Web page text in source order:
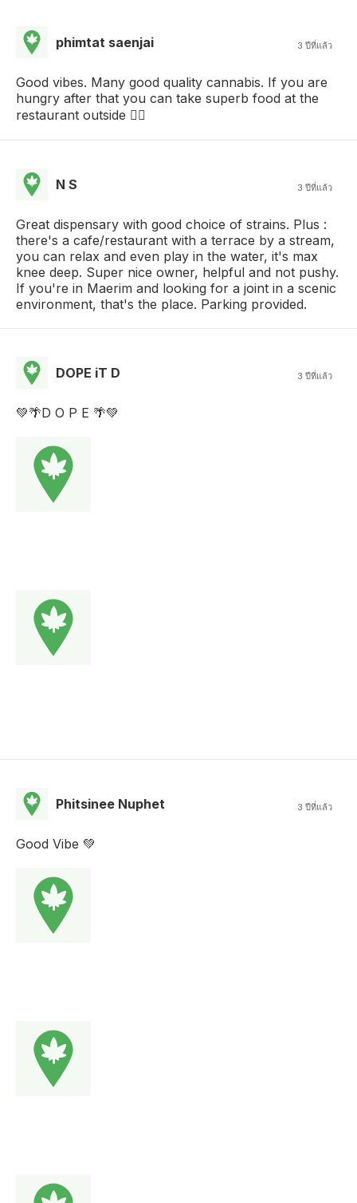
phimtat saenjai 3 ปีที่แล้ว
Good vibes. Many good quality cannabis. If you are
hungry after that you can take superb food at the
restaurant outside 👍🏼
N S 3 ปีที่แล้ว
Great dispensary with good choice of strains. Plus :
there's a cafe/restaurant with a terrace by a stream,
you can relax and even play in the water, it's max
knee deep. Super nice owner, helpful and not pushy.
If you're in Maerim and looking for a joint in a scenic
environment, that's the place. Parking provided.
DOPE iT D 3 ปีที่แล้ว
💚🌴D​ O​ P​ E​ 🌴💚
Phitsinee Nuphet 3 ปีที่แล้ว
Good Vibe 💚